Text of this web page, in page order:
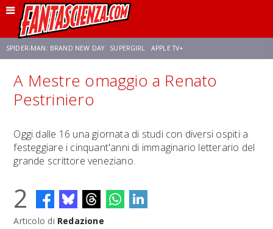
SPIDER-MAN: BRAND NEW DAY SUPERGIRL APPLE TV+
FRANCO RICCIARDIELLO ZENDAYA STAR TREK AVENGERS: DOOMSDAY
A Mestre omaggio a Renato
Pestriniero
Oggi dalle 16 una giornata di studi con diversi ospiti a
festeggiare i cinquant'anni di immaginario letterario del
grande scrittore veneziano.
2
Articolo di Redazione